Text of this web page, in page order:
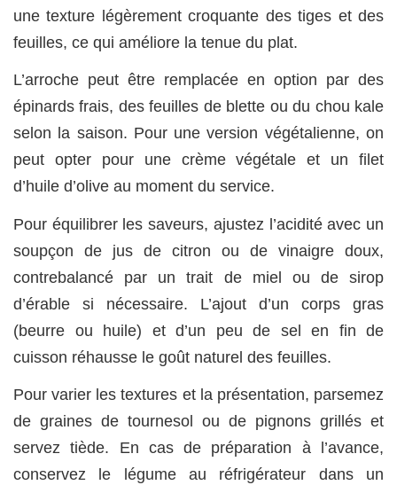
une texture légèrement croquante des tiges et des
feuilles, ce qui améliore la tenue du plat.
L’arroche peut être remplacée en option par des
épinards frais, des feuilles de blette ou du chou kale
selon la saison. Pour une version végétalienne, on
peut opter pour une crème végétale et un filet
d’huile d’olive au moment du service.
Pour équilibrer les saveurs, ajustez l’acidité avec un
soupçon de jus de citron ou de vinaigre doux,
contrebalancé par un trait de miel ou de sirop
d’érable si nécessaire. L’ajout d’un corps gras
(beurre ou huile) et d’un peu de sel en fin de
cuisson réhausse le goût naturel des feuilles.
Pour varier les textures et la présentation, parsemez
de graines de tournesol ou de pignons grillés et
servez tiède. En cas de préparation à l’avance,
conservez le légume au réfrigérateur dans un